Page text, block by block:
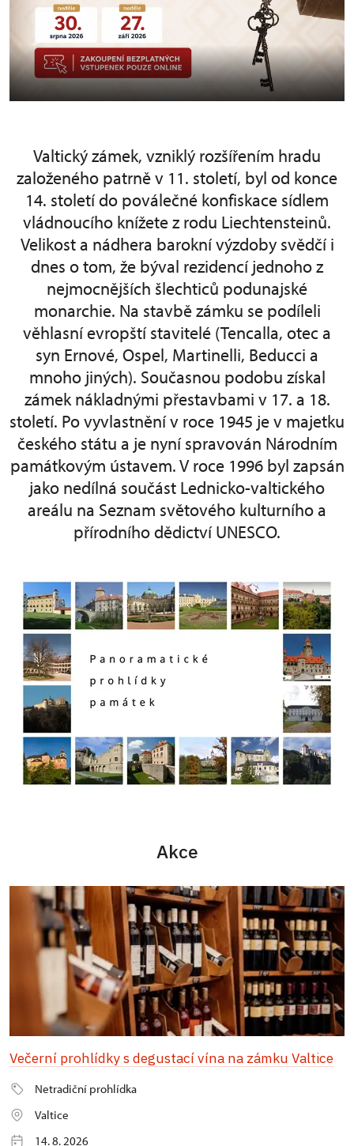
Valtický zámek, vzniklý rozšířením hradu
založeného patrně v 11. století, byl od konce
14. století do poválečné konfiskace sídlem
vládnoucího knížete z rodu Liechtensteinů.
Velikost a nádhera barokní výzdoby svědčí i
dnes o tom, že býval rezidencí jednoho z
nejmocnějších šlechticů podunajské
monarchie. Na stavbě zámku se podíleli
věhlasní evropští stavitelé (Tencalla, otec a
syn Ernové, Ospel, Martinelli, Beducci a
mnoho jiných). Současnou podobu získal
zámek nákladnými přestavbami v 17. a 18.
století. Po vyvlastnění v roce 1945 je v majetku
českého státu a je nyní spravován Národním
památkovým ústavem. V roce 1996 byl zapsán
jako nedílná součást Lednicko-valtického
areálu na Seznam světového kulturního a
přírodního dědictví UNESCO.
Akce
Večerní prohlídky s degustací vína na zámku Valtice
Netradiční prohlídka
Valtice
14. 8. 2026